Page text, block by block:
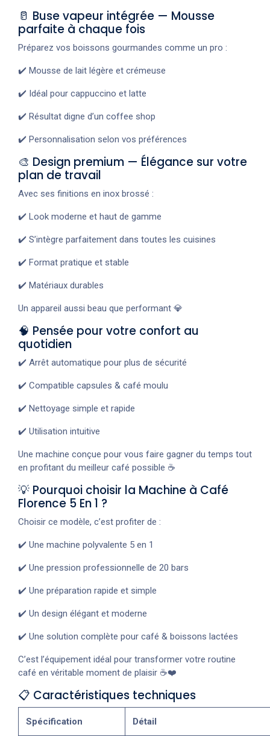
🥛 Buse vapeur intégrée — Mousse
parfaite à chaque fois
Préparez vos boissons gourmandes comme un pro :
✔️ Mousse de lait légère et crémeuse
✔️ Idéal pour cappuccino et latte
✔️ Résultat digne d’un coffee shop
✔️ Personnalisation selon vos préférences
🎨 Design premium — Élégance sur votre
plan de travail
Avec ses finitions en inox brossé :
✔️ Look moderne et haut de gamme
✔️ S’intègre parfaitement dans toutes les cuisines
✔️ Format pratique et stable
✔️ Matériaux durables
Un appareil aussi beau que performant 💎
🧠 Pensée pour votre confort au
quotidien
✔️ Arrêt automatique pour plus de sécurité
✔️ Compatible capsules & café moulu
✔️ Nettoyage simple et rapide
✔️ Utilisation intuitive
Une machine conçue pour vous faire gagner du temps tout
en profitant du meilleur café possible ☕
💡 Pourquoi choisir la Machine à Café
Florence 5 En 1 ?
Choisir ce modèle, c’est profiter de :
✔️ Une machine polyvalente 5 en 1
✔️ Une pression professionnelle de 20 bars
✔️ Une préparation rapide et simple
✔️ Un design élégant et moderne
✔️ Une solution complète pour café & boissons lactées
C’est l’équipement idéal pour transformer votre routine
café en véritable moment de plaisir ☕❤️
📋 Caractéristiques techniques
Spécification Détail